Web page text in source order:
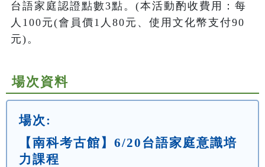
台語家庭認證點數3點。(本活動酌收費用：每
人100元(會員價1人80元、使用文化幣支付90
元)。
場次資料
場次:
【南科考古館】6/20台語家庭意識培
力課程